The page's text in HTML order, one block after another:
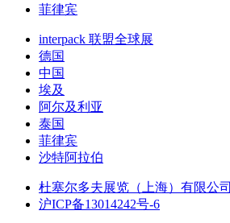
菲律宾
interpack 联盟全球展
德国
中国
埃及
阿尔及利亚
泰国
菲律宾
沙特阿拉伯
杜塞尔多夫展览（上海）有限公司
沪ICP备13014242号-6